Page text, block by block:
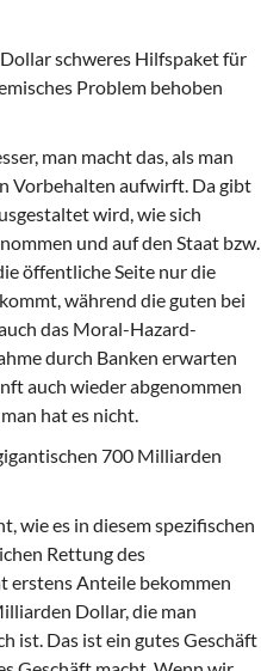
schweres Hilfspaket für
Problem behoben
man macht das, als man
Vorbehalten aufwirft. Da gibt
wird, wie sich
und auf den Staat bzw.
öffentliche Seite nur die
während die guten bei
das Moral-Hazard-
durch Banken erwarten
auch wieder abgenommen
hat es nicht.
700 Milliarden
wie es in diesem spezifischen
Rettung des
erstens Anteile bekommen
Dollar, die man
ist. Das ist ein gutes Geschäft